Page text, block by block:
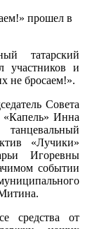
прошел в
татарский
участников и
не бросаем!».
Совета
«Капель» Инна
«Лучики»
Игоревны
событии
средства от